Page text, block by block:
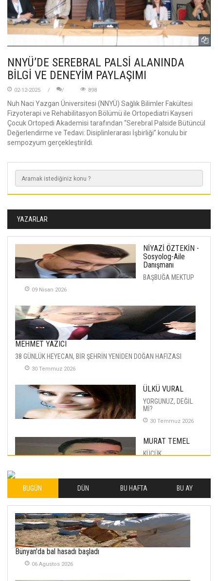
NNYÜ’DE SEREBRAL PALSİ ALANINDA
BİLGİ VE DENEYİM PAYLAŞIMI
02-12-2025 898
Nuh Naci Yazgan Üniversitesi (NNYÜ) Sağlık Bilimler Fakültesi
Fizyoterapi ve Rehabilitasyon Bölümü ile Ortopediatri Kayseri
Çocuk Ortopedi Akademisi tarafından “Serebral Palside Bütüncül
Değerlendirme ve Tedavi: Disiplinlerarası İşbirliği” konulu bir
sempozyum gerçekleştirildi.
YAZARLAR
NİYAZİ ÖZTEKİN -
Sosyolog-Aile
Danışmanı
BAŞBUĞA MEKTUP
09 Nisan 2026
MEHMET YAZICI
38 GÜNLÜK HEYECAN, BİR ŞEHRİN YENİDEN DOĞAN HAFIZASI
30 Temmuz 2026
ÜLKÜ VURAL
YORGUNUZ, DEĞİL
Mİ?
30 Temmuz 2026
MURAT TEMEL
KÜÇÜK
İLHAN YILMAZ
SOFRADA AYRIMCILIK
VAR
26 Subat 2026
METİN ERTEM
BUGÜN DÜN BU HAFTA BU AY
Bünyan'da bal hasadı başladı
06 Agustos 2026